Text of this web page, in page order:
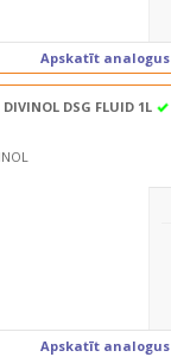
Apskatīt analogus
DIVINOL DSG FLUID 1L
Apskatīt analogus